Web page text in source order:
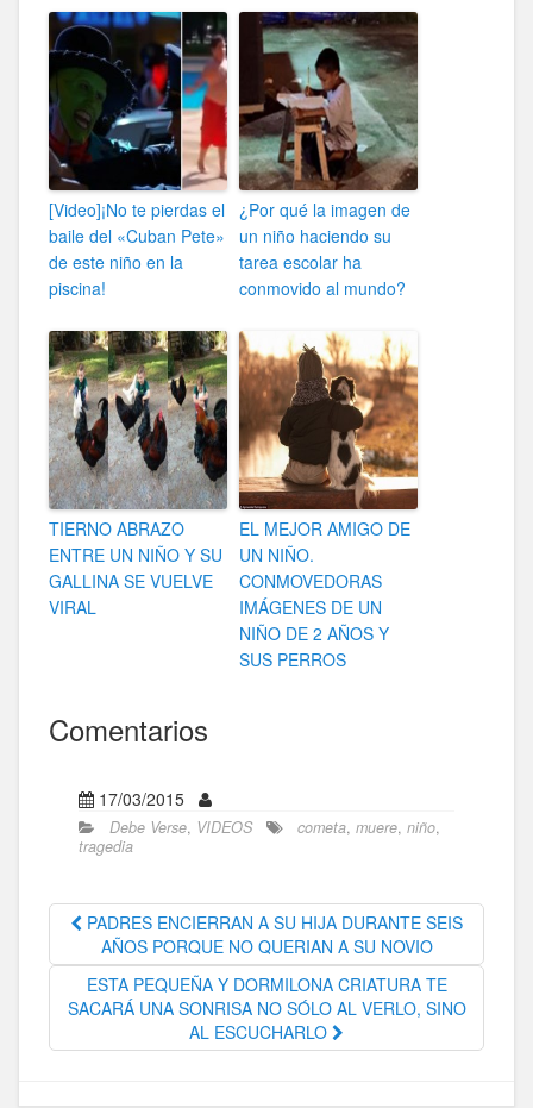
[Video]¡No te pierdas el
baile del «Cuban Pete»
de este niño en la
piscina!
¿Por qué la imagen de
un niño haciendo su
tarea escolar ha
conmovido al mundo?
TIERNO ABRAZO
ENTRE UN NIÑO Y SU
GALLINA SE VUELVE
VIRAL
EL MEJOR AMIGO DE
UN NIÑO.
CONMOVEDORAS
IMÁGENES DE UN
NIÑO DE 2 AÑOS Y
SUS PERROS
Comentarios
17/03/2015
Debe Verse, VIDEOS cometa, muere, niño,
tragedia
PADRES ENCIERRAN A SU HIJA DURANTE SEIS
AÑOS PORQUE NO QUERIAN A SU NOVIO
ESTA PEQUEÑA Y DORMILONA CRIATURA TE
SACARÁ UNA SONRISA NO SÓLO AL VERLO, SINO
AL ESCUCHARLO